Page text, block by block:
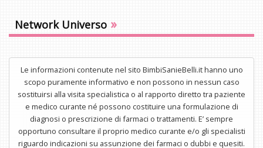
Network Universo »
Le informazioni contenute nel sito BimbiSanieBelli.it hanno uno
scopo puramente informativo e non possono in nessun caso
sostituirsi alla visita specialistica o al rapporto diretto tra paziente
e medico curante né possono costituire una formulazione di
diagnosi o prescrizione di farmaci o trattamenti. E’ sempre
opportuno consultare il proprio medico curante e/o gli specialisti
riguardo indicazioni su assunzione dei farmaci o dubbi e quesiti.